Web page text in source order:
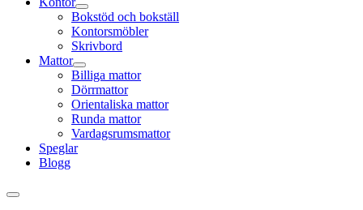
Bokstöd och bokställ
Kontorsmöbler
Skrivbord
Mattor
Billiga mattor
Dörrmattor
Orientaliska mattor
Runda mattor
Vardagsrumsmattor
Speglar
Blogg